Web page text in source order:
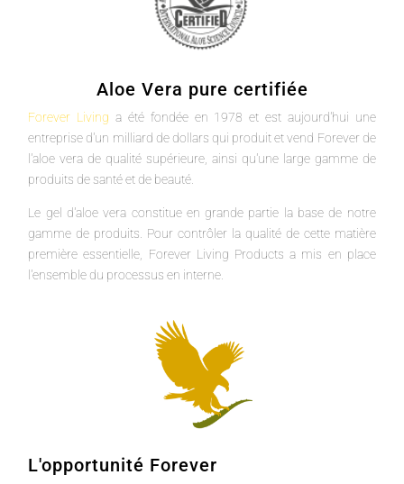
Aloe Vera pure certifiée
Forever Living a été fondée en 1978 et est aujourd'hui une
entreprise d'un milliard de dollars qui produit et vend Forever de
l'aloe vera de qualité supérieure, ainsi qu'une large gamme de
produits de santé et de beauté.
Le gel d'aloe vera constitue en grande partie la base de notre
gamme de produits. Pour contrôler la qualité de cette matière
première essentielle, Forever Living Products a mis en place
l'ensemble du processus en interne.
L'opportunité Forever